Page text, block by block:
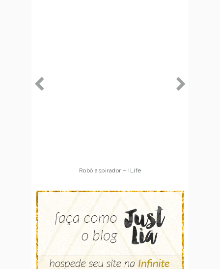
Robô aspirador – ILife